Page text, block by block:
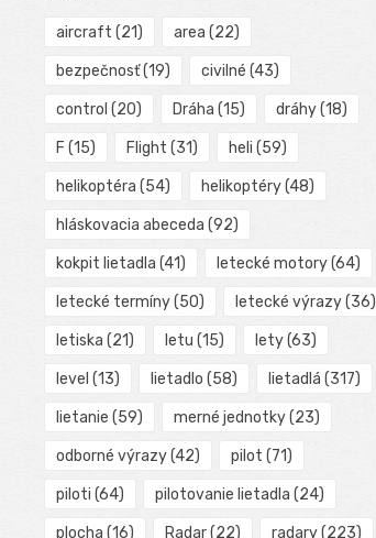
aircraft (21) area (22)
bezpečnosť(19) civilné (43)
control (20) Dráha (15) dráhy(18)
F (15) Flight (31) heli (59)
helikoptéra (54) helikoptéry(48)
hláskovacia abeceda (92)
kokpit lietadla (41) letecké motory(64)
letecké termíny(50) letecké výrazy(36)
letiska (21) letu (15) lety(63)
level (13) lietadlo (58) lietadlá (317)
lietanie (59) merné jednotky(23)
odborné výrazy(42) pilot (71)
piloti (64) pilotovanie lietadla (24)
plocha (16) Radar(22) radary(223)